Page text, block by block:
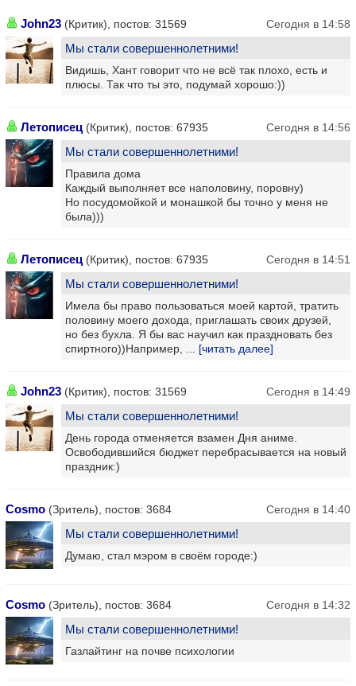
John23 (Критик), постов: 31569 Сегодня в 14:58
Мы стали совершеннолетними!
Видишь, Хант говорит что не всё так плохо, есть и
плюсы. Так что ты это, подумай хорошо:))
Летописец (Критик), постов: 67935 Сегодня в 14:56
Мы стали совершеннолетними!
Правила дома
Каждый выполняет все наполовину, поровну)
Но посудомойкой и монашкой бы точно у меня не
была)))
Летописец (Критик), постов: 67935 Сегодня в 14:51
Мы стали совершеннолетними!
Имела бы право пользоваться моей картой, тратить
половину моего дохода, приглашать своих друзей,
но без бухла. Я бы вас научил как праздновать без
спиртного))Например, ... [читать далее]
John23 (Критик), постов: 31569 Сегодня в 14:49
Мы стали совершеннолетними!
День города отменяется взамен Дня аниме.
Освободившийся бюджет перебрасывается на новый
праздник:)
Cosmo (Зритель), постов: 3684 Сегодня в 14:40
Мы стали совершеннолетними!
Думаю, стал мэром в своём городе:)
Cosmo (Зритель), постов: 3684 Сегодня в 14:32
Мы стали совершеннолетними!
Газлайтинг на почве психологии